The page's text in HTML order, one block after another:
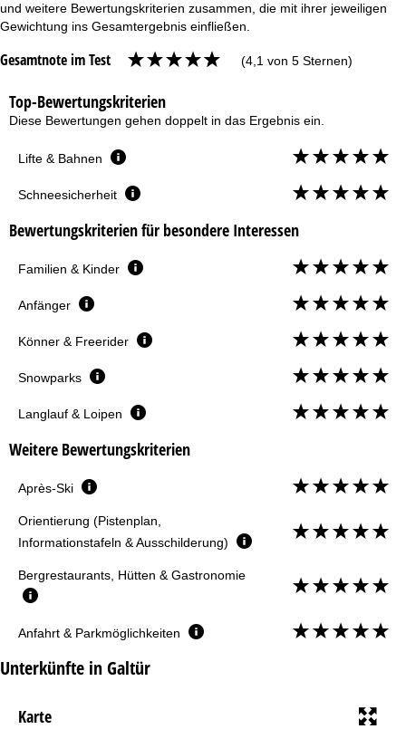
und weitere Bewertungskriterien zusammen, die mit ihrer jeweiligen
Gewichtung ins Gesamtergebnis einfließen.
Gesamtnote im Test (4,1 von 5 Sternen)
Top-Bewertungskriterien
Diese Bewertungen gehen doppelt in das Ergebnis ein.
Lifte & Bahnen
Schneesicherheit
Bewertungskriterien für besondere Interessen
Familien & Kinder
Anfänger
Könner & Freerider
Snowparks
Langlauf & Loipen
Weitere Bewertungskriterien
Après-Ski
Orientierung (Pistenplan,
Informationstafeln & Ausschilderung)
Bergrestaurants, Hütten & Gastronomie
Anfahrt & Parkmöglichkeiten
Unterkünfte in Galtür
Karte